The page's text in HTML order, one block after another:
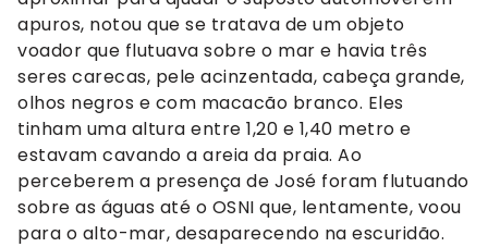
apuros, notou que se tratava de um objeto
voador que flutuava sobre o mar e havia três
seres carecas, pele acinzentada, cabeça grande,
olhos negros e com macacão branco. Eles
tinham uma altura entre 1,20 e 1,40 metro e
estavam cavando a areia da praia. Ao
perceberem a presença de José foram flutuando
sobre as águas até o OSNI que, lentamente, voou
para o alto-mar, desaparecendo na escuridão.